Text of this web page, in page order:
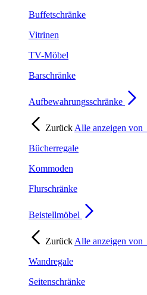
Buffetschränke
Vitrinen
TV-Möbel
Barschränke
Aufbewahrungsschränke
Zurück Alle anzeigen von
Bücherregale
Kommoden
Flurschränke
Beistellmöbel
Zurück Alle anzeigen von
Wandregale
Seitenschränke